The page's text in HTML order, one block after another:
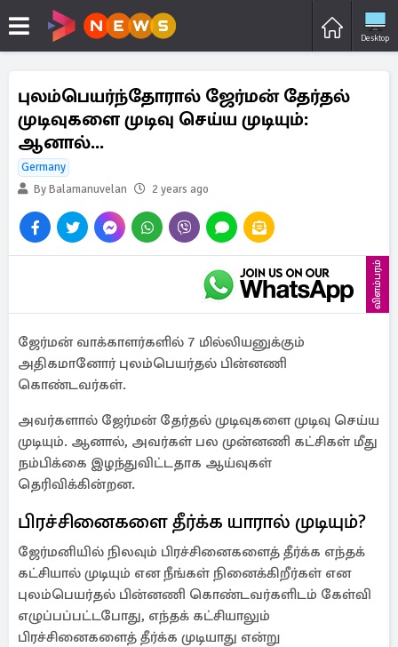
Desktop
புலம்பெயர்ந்தோரால் ஜேர்மன் தேர்தல்
முடிவுகளை முடிவு செய்ய முடியும்:
ஆனால்...
Germany
By Balamanuvelan
2 years ago
விளம்பரம்
ஜேர்மன் வாக்காளர்களில் 7 மில்லியனுக்கும்
அதிகமானோர் புலம்பெயர்தல் பின்னணி
கொண்டவர்கள்.
அவர்களால் ஜேர்மன் தேர்தல் முடிவுகளை முடிவு செய்ய
முடியும். ஆனால், அவர்கள் பல முன்னணி கட்சிகள் மீது
நம்பிக்கை இழந்துவிட்டதாக ஆய்வுகள்
தெரிவிக்கின்றன.
பிரச்சினைகளை தீர்க்க யாரால் முடியும்?
ஜேர்மனியில் நிலவும் பிரச்சினைகளைத் தீர்க்க எந்தக்
கட்சியால் முடியும் என நீங்கள் நினைக்கிறீர்கள் என
புலம்பெயர்தல் பின்னணி கொண்டவர்களிடம் கேள்வி
எழுப்பப்பட்டபோது, எந்தக் கட்சியாலும்
பிரச்சினைகளைத் தீர்க்க முடியாது என்று